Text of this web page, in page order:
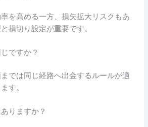
を高める一方、損失拡大リスクもあ
損切り設定が重要です。
ですか？
では同じ経路へ出金するルールが適
す。
りますか？